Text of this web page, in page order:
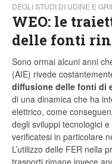
DEGLI STUDI DI UDINE E
WEO: le
delle fonti
Sono ormai alcuni anni
(AIE) rivede
diffusione delle fonti di
di una dinamica che ha
elettrico, come
degli sviluppi tecnologici
verificatesi in particolare
L’utilizzo delle FER nella